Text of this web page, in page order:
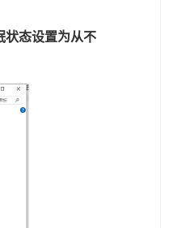
态设置为从不